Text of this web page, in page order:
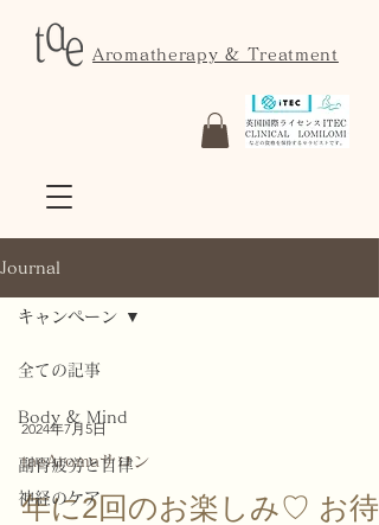
Aromatherapy & Treatment
Journal
全ての記事
Body & Mind
副腎疲労と自律
神経のケア
キャンペーン
2024年7月5日
taeAromaサロン
年に2回のお楽しみ♡ お待